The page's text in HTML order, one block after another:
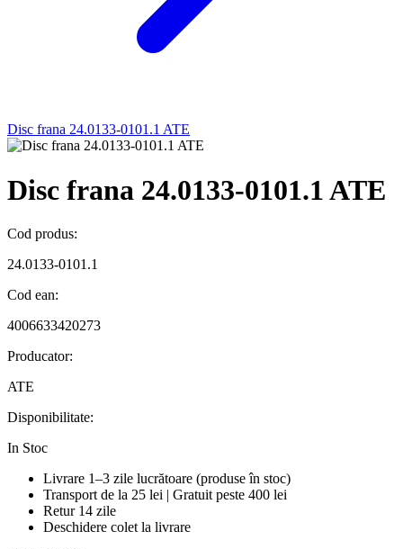
Disc frana 24.0133-0101.1 ATE
Disc frana 24.0133-0101.1 ATE
Cod produs:
24.0133-0101.1
Cod ean:
4006633420273
Producator:
ATE
Disponibilitate:
In Stoc
Livrare 1–3 zile lucrătoare (produse în stoc)
Transport de la 25 lei | Gratuit peste 400 lei
Retur 14 zile
Deschidere colet la livrare